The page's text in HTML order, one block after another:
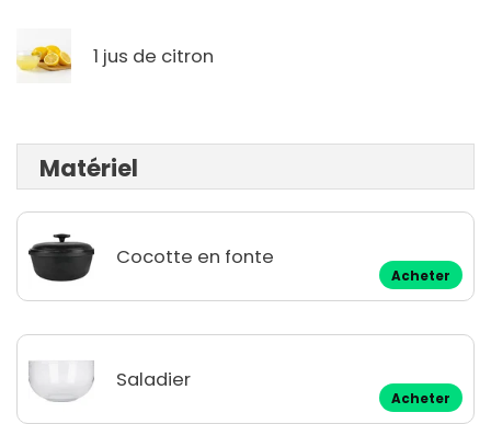
1 jus de citron
Matériel
Cocotte en fonte
Acheter
Saladier
Acheter